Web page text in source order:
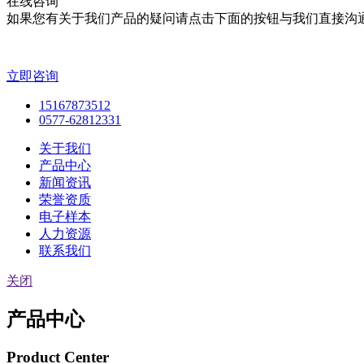
如果您有关于我们产品的疑问请点击下面的按钮与我们直接沟
立即咨询
15167873512
0577-62812331
关于我们
产品中心
新闻资讯
荣誉资质
电子样本
人力资源
联系我们
关闭
产品中心
Product Center